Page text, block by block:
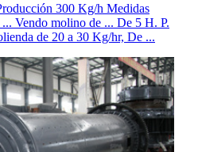
300 Kg/h Medidas
Vendo molino de ... De 5 H. P.
de 20 a 30 Kg/hr, De ...